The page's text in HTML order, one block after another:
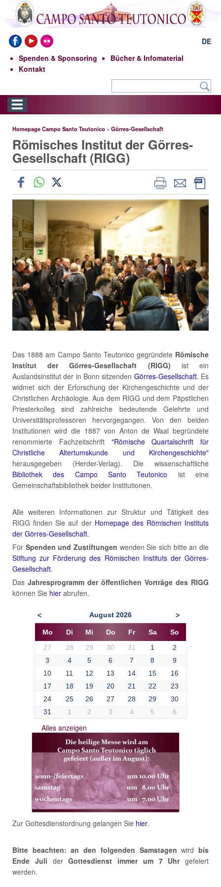
DE
Spenden & Sponsoring
Bücher & Infomaterial
Kontakt
Homepage Campo Santo Teutonico » Görres-Gesellschaft
Römisches Institut der Görres-
Gesellschaft (RIGG)
Das 1888 am Campo Santo Teutonico gegründete Römische
Institut der Görres-Gesellschaft (RIGG) ist ein
Auslandsinstitut der in Bonn sitzenden Görres-Gesellschaft. Es
widmet sich der Erforschung der Kirchengeschichte und der
Christlichen Archäologie. Aus dem RIGG und dem Päpstlichen
Priesterkolleg sind zahlreiche bedeutende Gelehrte und
Universitätsprofessoren hervorgegangen. Von den beiden
Institutionen wird die 1887 von Anton de Waal begründete
renommierte Fachzeitschrift "Römische Quartalschrift für
Christliche Altertumskunde und Kirchengeschichte"
herausgegeben (Herder-Verlag). Die wissenschaftliche
Bibliothek des Campo Santo Teutonico ist eine
Gemeinschaftsbibliothek beider Institutionen.
Alle weiteren Informationen zur Struktur und Tätigkeit des
RIGG finden Sie auf der Homepage des Römischen Instituts
der Görres-Gesellschaft.
Für Spenden und Zustiftungen wenden Sie sich bitte an die
Stiftung zur Förderung des Römischen Instituts der Görres-
Gesellschaft.
Das Jahresprogramm der öffentlichen Vorträge des RIGG
können Sie hier abrufen.
< >
August 2026
Mo Di Mi Do Fr Sa
So
27
28 29 30 31 1
2
3
4 5 6 7 8
9
10
11 12 13 14 15
16
17
18 19 20 21 22
23
24
25 26 27 28 29
30
31
1 2 3 4 5 6
Alles anzeigen
Zur Gottesdienstordnung gelangen Sie hier.
Bitte beachten: an den folgenden Samstagenwirdbis
Ende Juli derGottesdienst immer um 7 Uhr gefeiert
werden.